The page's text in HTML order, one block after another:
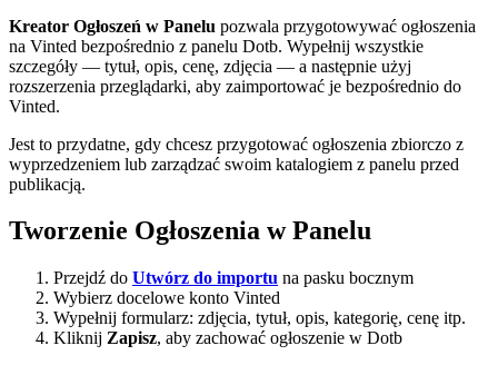
Kreator Ogłoszeń w Panelu pozwala przygotowywać ogłoszenia
na Vinted bezpośrednio z panelu Dotb. Wypełnij wszystkie
szczegóły — tytuł, opis, cenę, zdjęcia — a następnie użyj
rozszerzenia przeglądarki, aby zaimportować je bezpośrednio do
Vinted.
Jest to przydatne, gdy chcesz przygotować ogłoszenia zbiorczo z
wyprzedzeniem lub zarządzać swoim katalogiem z panelu przed
publikacją.
Tworzenie Ogłoszenia w Panelu
Przejdź do Utwórz do importu na pasku bocznym
Wybierz docelowe konto Vinted
Wypełnij formularz: zdjęcia, tytuł, opis, kategorię, cenę itp.
Kliknij Zapisz, aby zachować ogłoszenie w Dotb